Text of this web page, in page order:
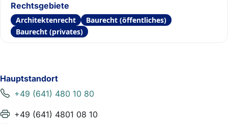
Hauptstandort
+49 (641) 480 10 80
+49 (641) 4801 08 10
Rechtsgebiete
Architektenrecht
Baurecht (öffentliches)
Baurecht (privates)